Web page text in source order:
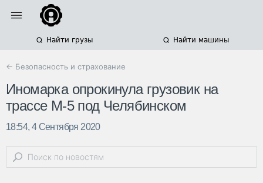
Найти грузы Найти машины
← Безопасность и страхование
Иномарка опрокинула грузовик на
трассе М-5 под Челябинском
18:54, 4 Сентября 2020